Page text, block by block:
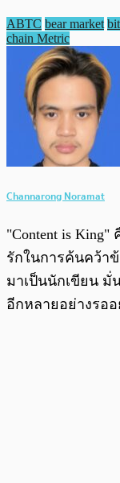
ABTC bear market
chain Metric
Channarong Noramat
"Content is
รักในการค้นคว้า
มาเป็นนักเขียน มั่
อีกหลายอย่างรออ